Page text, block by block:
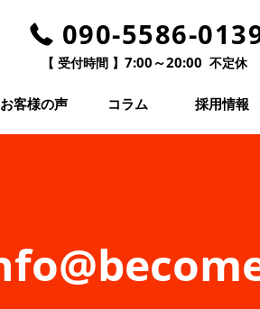
090-5586-
【 受付時間 】7:00～20:00 不定休
お客様の声 コラム 採用情報